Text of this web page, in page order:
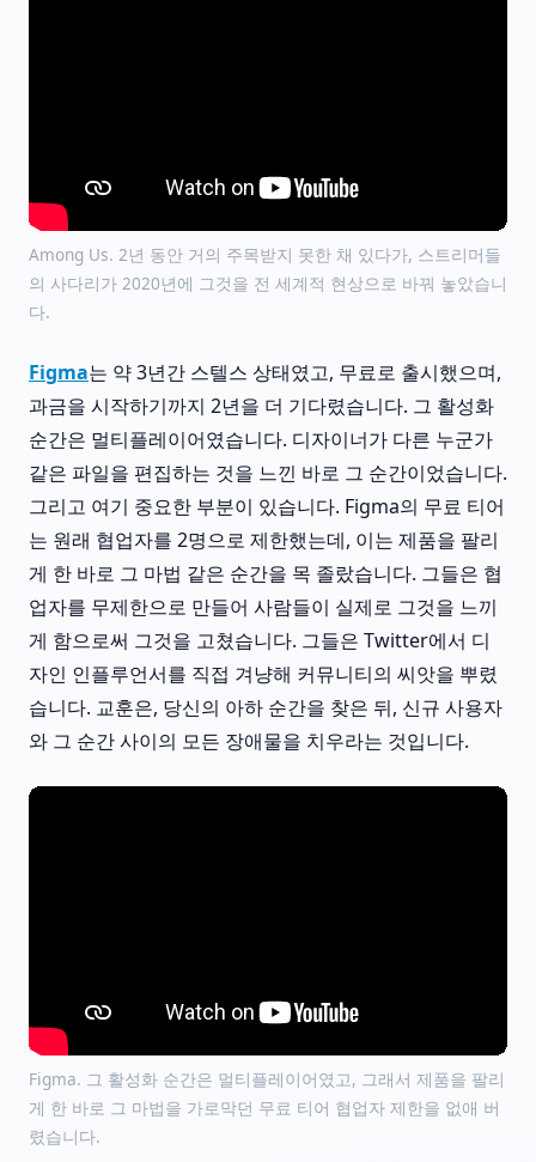
Among Us. 2년 동안 거의 주목받지 못한 채 있다가, 스트리머들
의 사다리가 2020년에 그것을 전 세계적 현상으로 바꿔 놓았습니
다.
Figma는 약 3년간 스텔스 상태였고, 무료로 출시했으며,
과금을 시작하기까지 2년을 더 기다렸습니다. 그 활성화
순간은 멀티플레이어였습니다. 디자이너가 다른 누군가
같은 파일을 편집하는 것을 느낀 바로 그 순간이었습니다.
그리고 여기 중요한 부분이 있습니다. Figma의 무료 티어
는 원래 협업자를 2명으로 제한했는데, 이는 제품을 팔리
게 한 바로 그 마법 같은 순간을 목 졸랐습니다. 그들은 협
업자를 무제한으로 만들어 사람들이 실제로 그것을 느끼
게 함으로써 그것을 고쳤습니다. 그들은 Twitter에서 디
자인 인플루언서를 직접 겨냥해 커뮤니티의 씨앗을 뿌렸
습니다. 교훈은, 당신의 아하 순간을 찾은 뒤, 신규 사용자
와 그 순간 사이의 모든 장애물을 치우라는 것입니다.
Figma. 그 활성화 순간은 멀티플레이어였고, 그래서 제품을 팔리
게 한 바로 그 마법을 가로막던 무료 티어 협업자 제한을 없애 버
렸습니다.